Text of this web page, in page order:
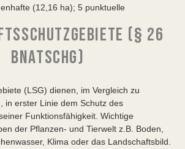
(12,16 ha); 5 punktuelle
(§ 26
BNATSCHG)
(LSG) dienen, im Vergleich zu
in erster Linie dem Schutz des
Funktionsfähigkeit. Wichtige
der Pflanzen- und Tierwelt z.B. Boden,
Klima oder das Landschaftsbild.